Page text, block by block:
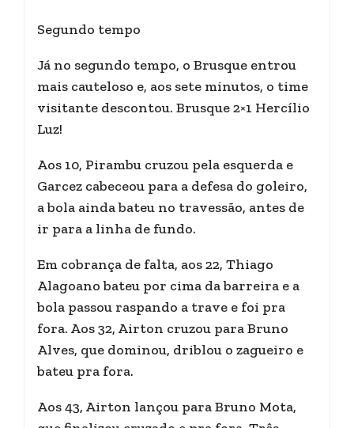
Segundo tempo
Já no segundo tempo, o Brusque entrou
mais cauteloso e, aos sete minutos, o time
visitante descontou. Brusque 2×1 Hercílio
Luz!
Aos 10, Pirambu cruzou pela esquerda e
Garcez cabeceou para a defesa do goleiro,
a bola ainda bateu no travessão, antes de
ir para a linha de fundo.
Em cobrança de falta, aos 22, Thiago
Alagoano bateu por cima da barreira e a
bola passou raspando a trave e foi pra
fora. Aos 32, Airton cruzou para Bruno
Alves, que dominou, driblou o zagueiro e
bateu pra fora.
Aos 43, Airton lançou para Bruno Mota,